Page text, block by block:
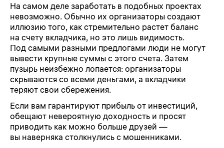
На самом деле заработать в подобных проектах
невозможно. Обычно их организаторы создают
иллюзию того, как стремительно растет баланс
на счету вкладчика, но это лишь видимость.
Под самыми разными предлогами люди не могут
вывести крупные суммы с этого счета. Затем
пузырь неизбежно лопается: организаторы
скрываются со всеми деньгами, а вкладчики
теряют свои сбережения.
Если вам гарантируют прибыль от инвестиций,
обещают невероятную доходность и просят
приводить как можно больше друзей —
вы наверняка столкнулись с мошенниками.